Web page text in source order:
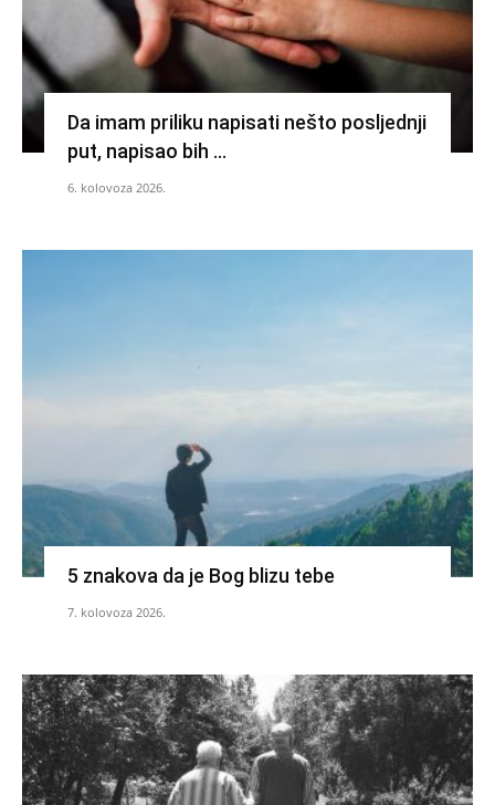
Da imam priliku napisati nešto posljednji
put, napisao bih …
6. kolovoza 2026.
5 znakova da je Bog blizu tebe
7. kolovoza 2026.